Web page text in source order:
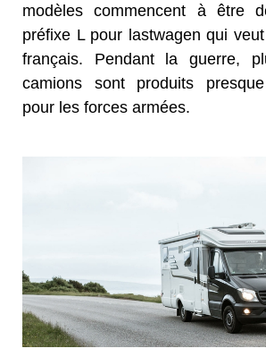
modèles commencent à être
préfixe L pour lastwagen qui
français. Pendant la guerre,
camions sont produits
pour les forces armées.